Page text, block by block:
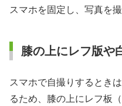
スマホを固定し、写真を撮
膝の上にレフ版や
スマホで自撮りするとき
るため、膝の上にレフ板